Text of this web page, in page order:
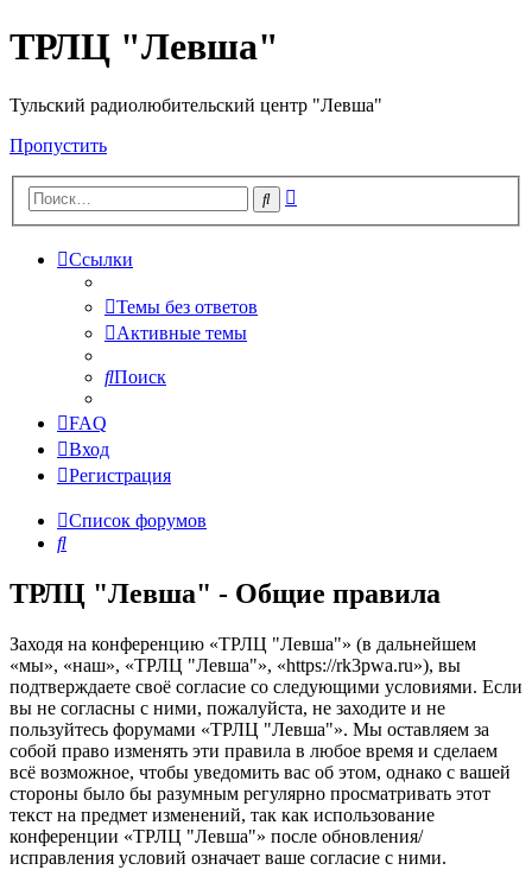
ТРЛЦ "Левша"
Тульский радиолюбительский центр "Левша"
Пропустить
Поиск
Ссылки
Темы без ответов
Активные темы
Поиск
FAQ
Вход
Регистрация
Список форумов
Поиск
ТРЛЦ "Левша" - Общие правила
Заходя на конференцию «ТРЛЦ "Левша"» (в дальнейшем
«мы», «наш», «ТРЛЦ "Левша"», «https://rk3pwa.ru»), вы
подтверждаете своё согласие со следующими условиями. Если
вы не согласны с ними, пожалуйста, не заходите и не
пользуйтесь форумами «ТРЛЦ "Левша"». Мы оставляем за
собой право изменять эти правила в любое время и сделаем
всё возможное, чтобы уведомить вас об этом, однако с вашей
стороны было бы разумным регулярно просматривать этот
текст на предмет изменений, так как использование
конференции «ТРЛЦ "Левша"» после обновления/
исправления условий означает ваше согласие с ними.